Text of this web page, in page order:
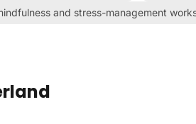
and stress-management